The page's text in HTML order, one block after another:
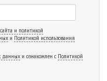
и политикой
и Политикой использования
данных и ознакомлен с Политикой